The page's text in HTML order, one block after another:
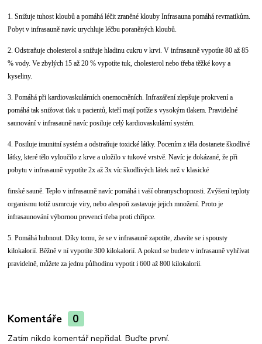
1. Snižuje tuhost kloubů a pomáhá léčit zraněné klouby Infrasauna pomáhá revmatikům.
Pobyt v infrasauně navíc urychluje léčbu poraněných kloubů.
2. Odstraňuje cholesterol a snižuje hladinu cukru v krvi. V infrasauně vypotíte 80 až 85
% vody. Ve zbylých 15 až 20 % vypotíte tuk, cholesterol nebo třeba těžké kovy a
kyseliny.
3. Pomáhá při kardiovaskulárních onemocněních. Infrazáření zlepšuje prokrvení a
pomáhá tak snižovat tlak u pacientů, kteří mají potíže s vysokým tlakem. Pravidelné
saunování v infrasauně navíc posiluje celý kardiovaskulární systém.
4. Posiluje imunitní systém a odstraňuje toxické látky. Pocením z těla dostanete škodlivé
látky, které tělo vyloučilo z krve a uložilo v tukové vrstvě. Navíc je dokázané, že při
pobytu v infrasauně vypotíte 2x až 3x víc škodlivých látek než v klasické
finské sauně. Teplo v infrasauně navíc pomáhá i vaší obranyschopnosti. Zvýšení teploty
organismu totiž usmrcuje viry, nebo alespoň zastavuje jejich množení. Proto je
infrasaunování výbornou prevencí třeba proti chřipce.
5. Pomáhá hubnout. Díky tomu, že se v infrasauně zapotíte, zbavíte se i spousty
kilokalorií. Běžně v ní vypotíte 300 kilokalorií. A pokud se budete v infrasauně vyhřívat
pravidelně, můžete za jednu půlhodinu vypotit i 600 až 800 kilokalorií.
Komentáře 0
Zatím nikdo komentář nepřidal. Buďte první.